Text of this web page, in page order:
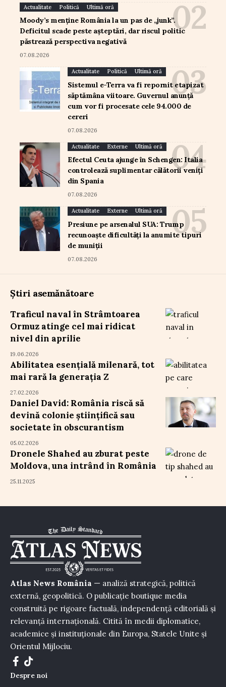
Actualitate Politică Ultimă oră
Moody’s menține România la un pas de „junk”.
Deficitul scade peste așteptări, dar riscul politic
păstrează perspectiva negativă
07.08.2026
Actualitate Politică Ultimă oră
Sistemul e-Terra va fi repornit etapizat
săptămâna viitoare. Guvernul anunță
cum vor fi procesate cele 94.000 de
cereri
07.08.2026
Actualitate Externe Ultimă oră
Efectul Ceuta ajunge în Schengen: Italia
controlează suplimentar călătorii veniți
din Spania
07.08.2026
Actualitate Externe Ultimă oră
Presiune pe arsenalul SUA: Trump
recunoaște dificultăți la anumite tipuri
de muniții
07.08.2026
Știri asemănătoare
Traficul naval în Strâmtoarea
Ormuz atinge cel mai ridicat
nivel din aprilie
19.06.2026
Abilitatea esențială milenară, tot
mai rară la generația Z
27.02.2026
Daniel David: România riscă să
devină colonie științifică sau
societate în obscurantism
05.02.2026
Dronele Shahed au zburat peste
Moldova, una intrând în România
25.11.2025
Atlas News România — analiză strategică, politică
externă, geopolitică. O publicație boutique media
construită pe rigoare factuală, independență editorială și
relevanță internațională. Citită în medii diplomatice,
academice și instituționale din Europa, Statele Unite și
Orientul Mijlociu.
Despre noi